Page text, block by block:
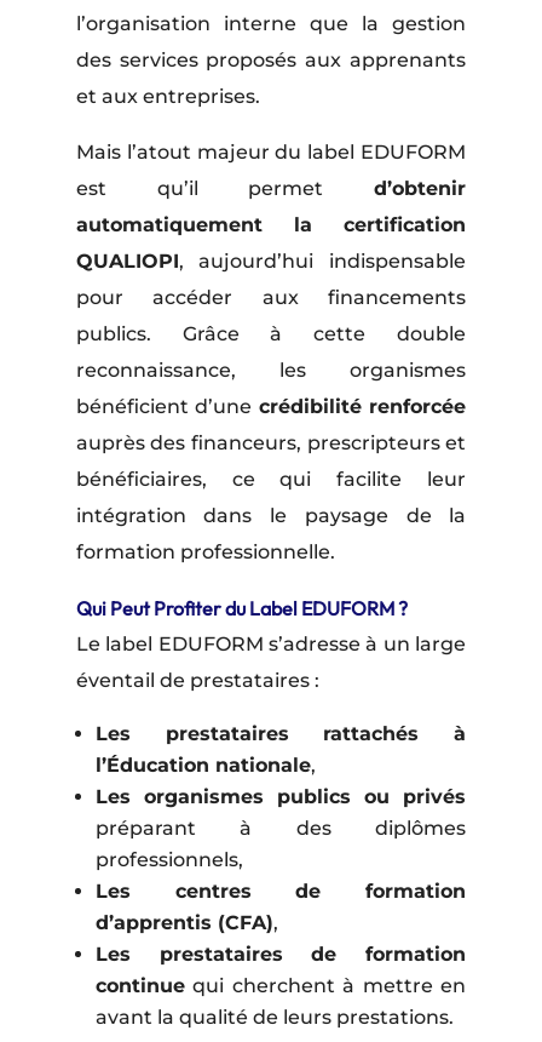
l’organisation interne que la gestion
des services proposés aux apprenants
et aux entreprises.
Mais l’atout majeur du label EDUFORM
est qu’il permetd’obtenir
automatiquement la certification
QUALIOPI, aujourd’hui indispensable
pour accéder aux financements
publics. Grâce à cette double
reconnaissance, les organismes
bénéficient d’une crédibilité renforcée
auprès des financeurs, prescripteurs et
bénéficiaires, ce qui facilite leur
intégration dans le paysage de la
formation professionnelle.
Qui Peut Profiter du Label EDUFORM ?
Le label EDUFORM s’adresse à un large
éventail de prestataires :
Les prestataires rattachés à
l’Éducation nationale,
Les organismes publics ou privés
préparant à des diplômes
professionnels,
Les centres de formation
d’apprentis (CFA),
Les prestataires de formation
continuequi cherchent à mettre en
avant la qualité de leurs prestations.